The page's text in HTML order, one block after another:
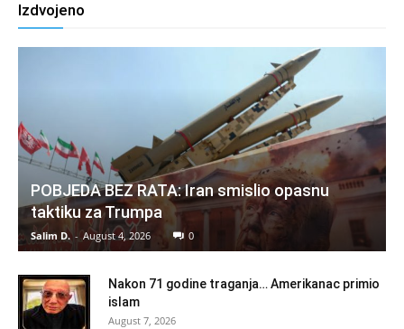
Izdvojeno
POBJEDA BEZ RATA: Iran smislio opasnu
taktiku za Trumpa
Salim D. - August 4, 2026 0
Nakon 71 godine traganja… Amerikanac primio
islam
August 7, 2026